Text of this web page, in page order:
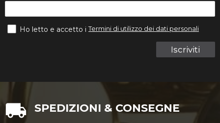
Iscriviti
Ho letto e accetto iTermini di utilizzo dei dati personali
SPEDIZIONI & CONSEGNE